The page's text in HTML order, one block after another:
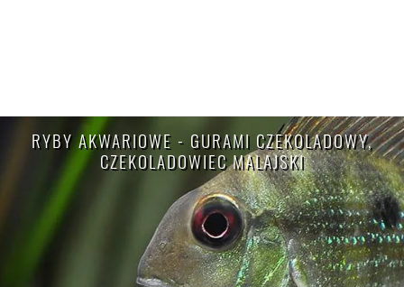
RYBY AKWARIOWE - GURAMI CZEKOLADOWY,
CZEKOLADOWIEC MALAJSKI